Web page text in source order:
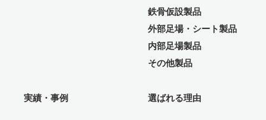
鉄骨仮設製品
外部足場・シート製品
内部足場製品
その他製品
実績・事例 選ばれる理由